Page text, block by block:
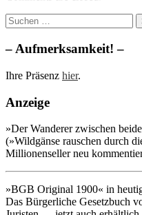
Suchen
nach:
– Aufmerksamkeit! –
Ihre Präsenz hier.
Anzeige
»Der Wanderer zwischen
(»Wildgänse rauschen durch
Millionenseller neu
»BGB Original 1900« in
Das Bürgerliche Gesetzbuch